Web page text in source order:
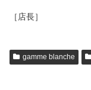
［店長］
gamme blanche